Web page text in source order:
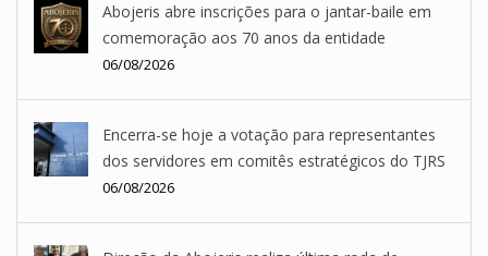
Abojeris abre inscrições para o jantar-baile em
comemoração aos 70 anos da entidade
06/08/2026
Encerra-se hoje a votação para representantes
dos servidores em comitês estratégicos do TJRS
06/08/2026